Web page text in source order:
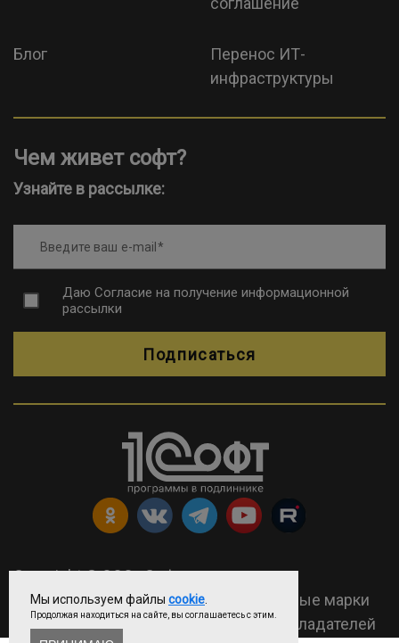
Блог
Перенос ИТ-
инфраструктуры
Чем живет софт?
Узнайте в рассылке:
Введите ваш e-mail
Даю Согласие на получение информационной
рассылки
Подписаться
Copyright © ООО «Софтехно»
2026 Все права защищены. Все торговые марки
являются собственностью их правообладателей
Мы используем файлы cookie
Продолжая находиться на сайте, вы соглашаетесь с этим.